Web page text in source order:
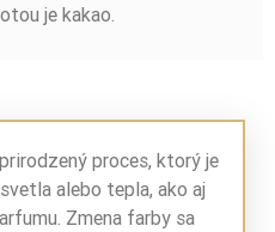
je kakao.
proces, ktorý je
alebo tepla, ako aj
Zmena farby sa